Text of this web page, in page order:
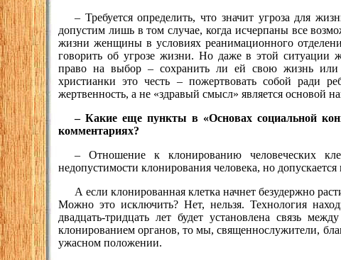
– Требуется определить, что значит угроза для
допустим лишь в том случае, когда исчерпаны все
жизни женщины в условиях реанимационного
говорить об угрозе жизни. Но даже в этой ситуации
право на выбор – сохранить ли ей свою жизнь
христианки это честь – пожертвовать собой ради
жертвенность, а не «здравый смысл» является основой
– Какие еще пункты в «Основах социальной
комментариях?
– Отношение к клонированию человеческих
недопустимости клонирования человека, но
А если клонированная клетка начнет безудержно
Можно это исключить? Нет, нельзя. Технология
двадцать-тридцать лет будет установлена связь
клонированием органов, то мы, священнослужители,
ужасном положении.